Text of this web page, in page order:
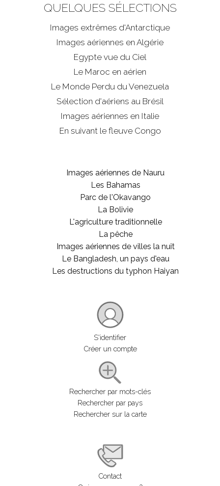
QUELQUES SÉLECTIONS
Images extrêmes d'Antarctique
Images aériennes en Algérie
Egypte vue du Ciel
Le Maroc en aérien
Le Monde Perdu du Venezuela
Sélection d'aériens au Brésil
Images aériennes en Italie
En suivant le fleuve Congo
Images aériennes de Nauru
Les Bahamas
Parc de l'Okavango
La Bolivie
L'agriculture traditionnelle
La pêche
Images aériennes de villes la nuit
Le Bangladesh, un pays d'eau
Les destructions du typhon Haiyan
S'identifier
Créer un compte
Rechercher par mots-clés
Rechercher par pays
Rechercher sur la carte
Contact